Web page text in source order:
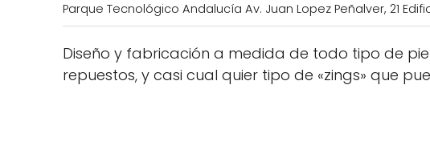
Parque Tecnológico Andalucía Av. Juan Lopez Peñalver, 21
Diseño y fabricación a medida de todo tipo de
repuestos, y casi cual quier tipo de «zings» que